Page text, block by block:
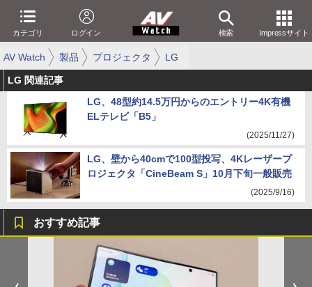
カテゴリ ログイン 検索 Impressサイト
AV Watch 製品 プロジェクタ LG
LG 関連記事
LG、48型約14.5万円からのエントリー4K有機
ELテレビ「B5」
(2025/11/27)
LG、壁から40cmで100型投写、4Kレーザープ
ロジェクタ「CineBeam S」10月下旬一般販売
(2025/9/16)
おすすめ記事